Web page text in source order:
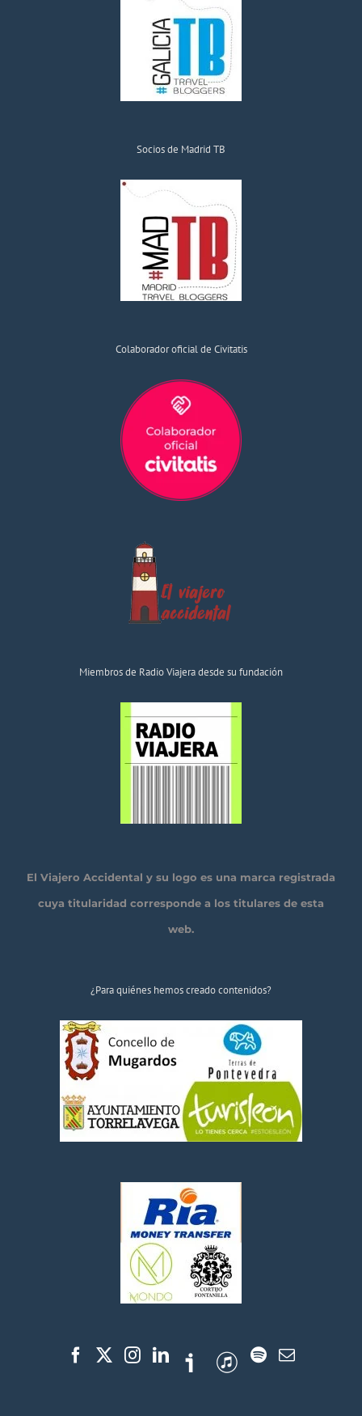
Socios de Madrid TB
Colaborador oficial de Civitatis
Miembros de Radio Viajera desde su fundación
El Viajero Accidental y su logo es una marca registrada
cuya titularidad corresponde a los titulares de esta
web.
¿Para quiénes hemos creado contenidos?